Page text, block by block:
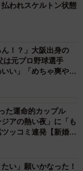
われスケルトン状態
ん！？」大阪出身の
は元プロ野球選手
いい」「めちゃ爽や
た運命的カップル
アの熱い夜」に「も
ッコミ連発【新婚さ
い」願いかなった！